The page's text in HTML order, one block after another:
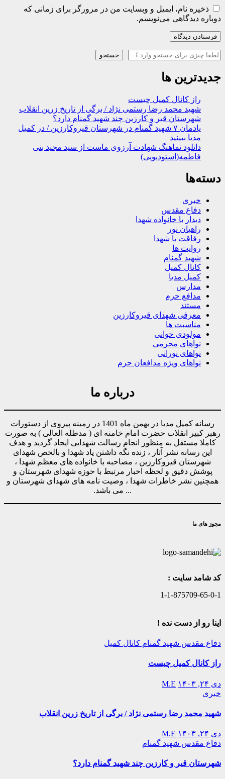
ذخیره نام، ایمیل و وبسایت من در مرورگر برای زمانی که
دوباره دیدگاهی می‌نویسم.
جستجو جستجو
جدیدترین ها
راز کانال کمیل چیست
شهید محمد رضا رستمی نژاد / برگی از تاریخ زرین انقلاب
شهرستان قیر و کارزین چند شهید گمنام دارد؟
یادمان ۷ شهید گمنام در شهرستان قیروکارزین / در کمیل
مدیا ببینید
دانلود نماهنگ شهادت آرزوی ماست از سید مجید بنی
فاطمه(استودیویی)
دسته‌ها
خبری
دفاع مقدس
دیدار با خانواده شهدا
راهیان نور
رفاقت با شهدا
روایت ها
شهید گمنام
کانال کمیل
کمیل مدیا
مدارس
مدافع حرم
مستند
معرفی شهدای قیروکارزین
مناسبت ها
مولودی خوانی
نواهای محرمی
نواهای نورانی
نواهای ویژه مدافعان حرم
درباره ما
رسانه کمیل مدیا در بهمن ماه 1401 در زمینه پیروی از دستورات
رهبر کبیر انقلاب حضرت امام خامنه ای ( مدظله العالی ) به صورت
کاملا مستقل به منظور انجام رسالت شهدایی ایجاد گردید و هدف
این رسانه نشر آثار ، زنده نگه داشتن یاد شهدا و بالخص شهدای
شهرستان قیروکارزین ، مصاحبه با خانواده های معظم شهدا ،
پوشش دقیق و لحظه اخبار مرتبط با حوزه شهدای شهرستان و
همچنین نشر خاطرات شهدا ، وصیت نامه های شهدای شهرستان و
... می باشد.
مجوز های ما
کد شامد سایت :
1-1-875709-65-0-1
اینا رو از دست نده !
دفاع مقدس شهید گمنام کانال کمیل
راز کانال کمیل چیست
دی ۲۴, ۱۴۰۳
M.E
خبری
شهید محمد رضا رستمی نژاد / برگی از تاریخ زرین انقلاب
دی ۲۴, ۱۴۰۳
M.E
دفاع مقدس شهید گمنام
شهرستان قیر و کارزین چند شهید گمنام دارد؟